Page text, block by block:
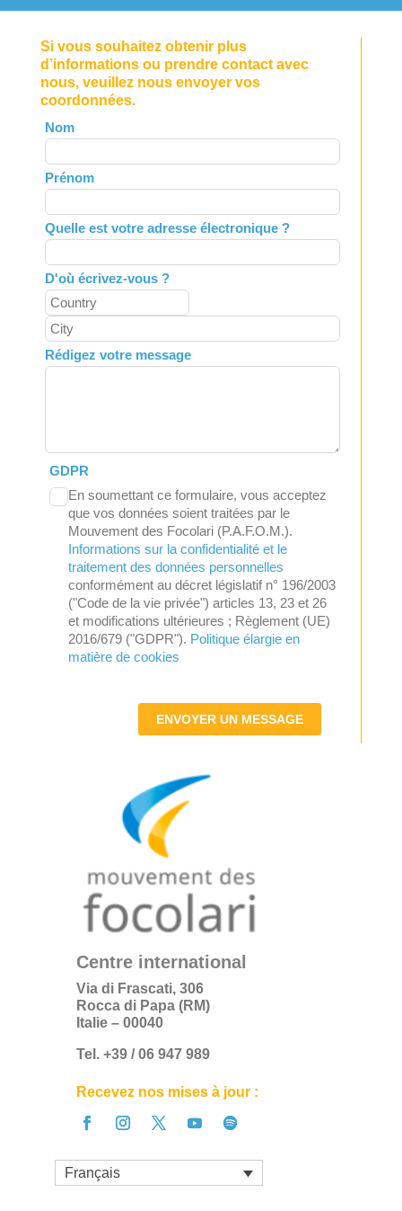
Si vous souhaitez obtenir plus
d’informations ou prendre contact avec
nous, veuillez nous envoyer vos
coordonnées.
Leave
this
field
blank
Nom
Prénom
Quelle est votre adresse électronique ?
D'où écrivez-vous ?
Rédigez votre message
GDPR
En soumettant ce formulaire, vous acceptez
que vos données soient traitées par le
Mouvement des Focolari (P.A.F.O.M.).
Informations sur la confidentialité et le
traitement des données personnelles
conformément au décret législatif n° 196/2003
("Code de la vie privée") articles 13, 23 et 26
et modifications ultérieures ; Règlement (UE)
2016/679 ("GDPR"). Politique élargie en
matière de cookies
ENVOYER UN MESSAGE
Centre international
Via di Frascati, 306
Rocca di Papa (RM)
Italie – 00040
Tel. +39 / 06 947 989
Recevez nos mises à jour :
Français